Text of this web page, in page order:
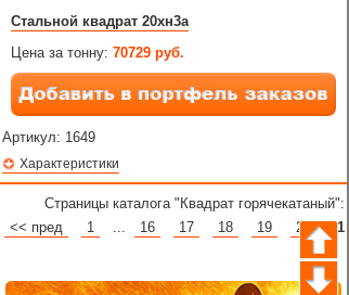
Стальной квадрат 20хн3а
Цена за тонну: 70729 руб.
Артикул: 1649
Характеристики
Страницы каталога "Квадрат горячекатаный":
<< пред
1 ... 16 17 18 19 20 21